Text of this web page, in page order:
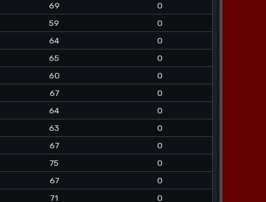
69
0
59
0
64
0
65
0
60
0
67
0
64
0
63
0
67
0
75
0
67
0
71 0